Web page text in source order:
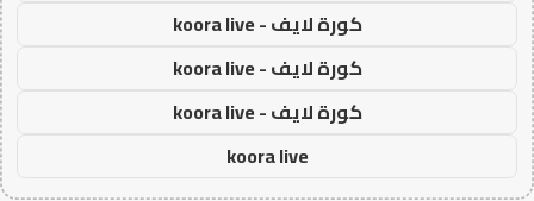
كورة لايف - koora live
كورة لايف - koora live
كورة لايف - koora live
koora live